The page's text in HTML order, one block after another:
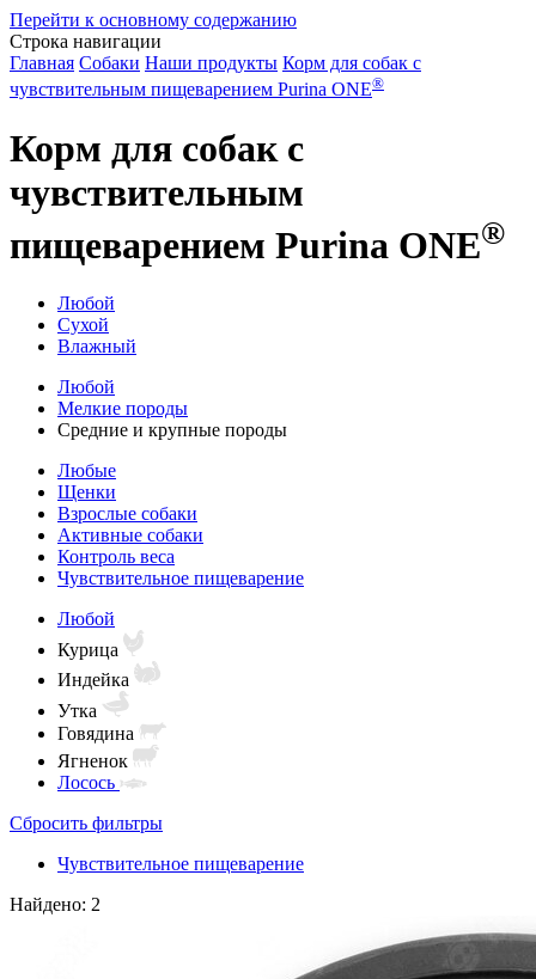
Перейти к основному содержанию
Строка навигации
Главная Собаки Наши продукты Корм для собак с
чувствительным пищеварением Purina ONE®
Корм для собак с
чувствительным
пищеварением Purina ONE®
Любой
Сухой
Влажный
Любой
Мелкие породы
Средние и крупные породы
Любые
Щенки
Взрослые собаки
Активные собаки
Контроль веса
Чувствительное пищеварение
Любой
Курица
Индейка
Утка
Говядина
Ягненок
Лосось
Сбросить фильтры
Чувствительное пищеварение
Найдено: 2